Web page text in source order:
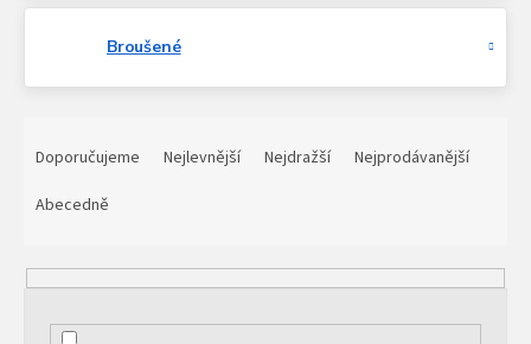
Broušené
p
Doporučujeme Nejlevnější Nejdražší
Nejprodávanější
Abecedně